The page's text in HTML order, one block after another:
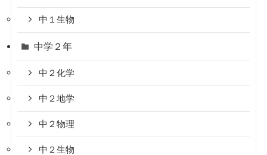
中１生物
中学２年
中２化学
中２地学
中２物理
中２生物